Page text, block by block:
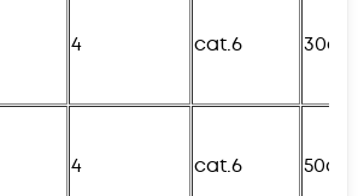
4 cat.6 30см
4 cat.6 50см